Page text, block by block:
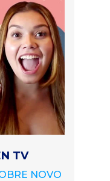
TV
NOVO